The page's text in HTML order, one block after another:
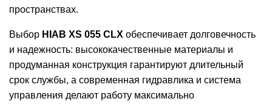
пространствах.
Выбор HIAB XS 055 CLX обеспечивает долговечность
и надежность: высококачественные материалы и
продуманная конструкция гарантируют длительный
срок службы, а современная гидравлика и система
управления делают работу максимально